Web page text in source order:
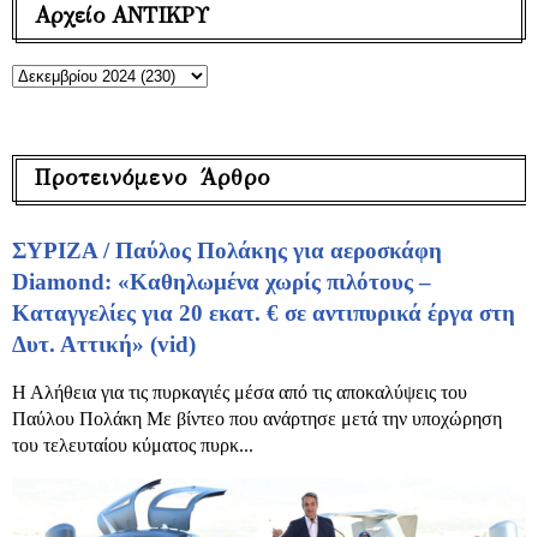
Αρχείο ΑΝΤΙΚΡΥ
Προτεινόμενο Άρθρο
ΣΥΡΙΖΑ / Παύλος Πολάκης για αεροσκάφη
Diamond: «Καθηλωμένα χωρίς πιλότους –
Καταγγελίες για 20 εκατ. € σε αντιπυρικά έργα στη
Δυτ. Αττική» (vid)
Η Αλήθεια για τις πυρκαγιές μέσα από τις αποκαλύψεις του
Παύλου Πολάκη Με βίντεο που ανάρτησε μετά την υποχώρηση
του τελευταίου κύματος πυρκ...